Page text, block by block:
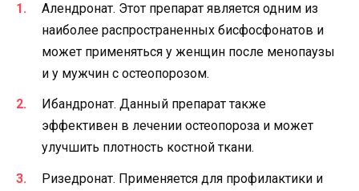
Алендронат. Этот препарат является одним из
наиболее распространенных бисфосфонатов и
может применяться у женщин после менопаузы
и у мужчин с остеопорозом.
Ибандронат. Данный препарат также
эффективен в лечении остеопороза и может
улучшить плотность костной ткани.
Ризедронат. Применяется для профилактики и